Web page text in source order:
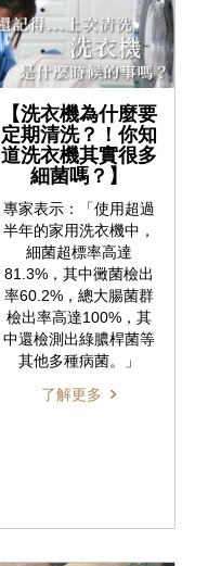
【洗衣機為什麼要
定期清洗？！你知
道洗衣機其實很多
細菌嗎？】
專家表示：「使用超過
半年的家用洗衣機中，
細菌超標率高達
81.3%，其中黴菌檢出
率60.2%，總大腸菌群
檢出率高達100%，其
中還檢測出綠膿桿菌等
其他多種病菌。」
了解更多